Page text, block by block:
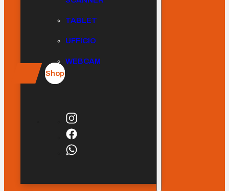
TABLET
UFFICIO
WEBCAM
Shop